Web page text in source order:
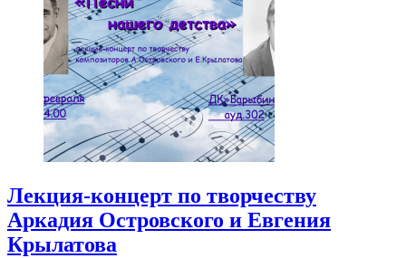
Лекция-концерт по творчеству
Аркадия Островского и Евгения
Крылатова